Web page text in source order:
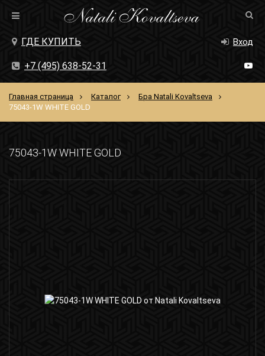
+7 (495) 638-52-31
ГДЕ КУПИТЬ Вход
Главная страница Каталог
Бра Natali Kovaltseva
75043-1W WHITE GOLD
75043-1W WHITE GOLD